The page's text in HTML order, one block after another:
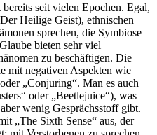
seit vielen Epochen. Egal,
Heilige Geist), ethnischen
sprechen, die Symbiose
bieten sehr viel
zu beschäftigen. Die
mit negativen Aspekten wie
„Conjuring“. Man es auch
oder „Beetlejuice“), was
wenig Gesprächsstoff gibt.
„The Sixth Sense“ aus, der